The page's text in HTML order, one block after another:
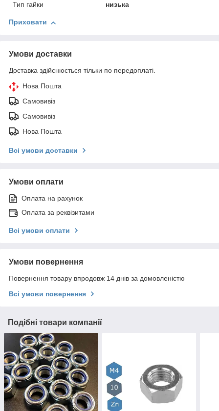
Тип гайки
низька
Приховати
Умови доставки
Доставка здійснюється тільки по передоплаті.
Нова Пошта
Самовивіз
Самовивіз
Нова Пошта
Всі умови доставки
Умови оплати
Оплата на рахунок
Оплата за реквізитами
Всі умови оплати
Умови повернення
Повернення товару впродовж 14 днів за домовленістю
Всі умови повернення
Подібні товари компанії